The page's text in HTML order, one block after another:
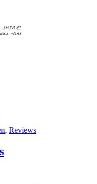
, Reviews